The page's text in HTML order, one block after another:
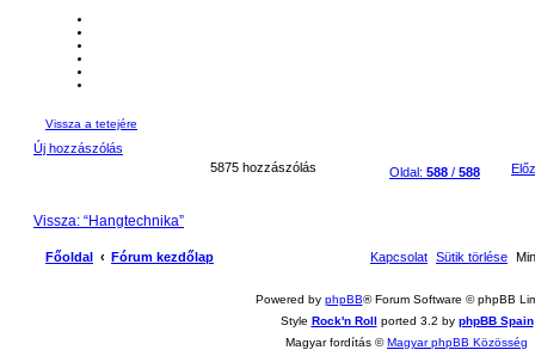
Vissza a tetejére
Új hozzászólás
5875 hozzászólás
Oldal: 588 / 588
Vissza: “Hangtechnika”
Főoldal Fórum kezdőlap Sütik törlése
Kapcsolat
Powered by phpBB® Forum Software © phpBB
Style Rock'n Roll ported 3.2 by phpBB Spain
Magyar fordítás ©Magyar phpBB Közösség